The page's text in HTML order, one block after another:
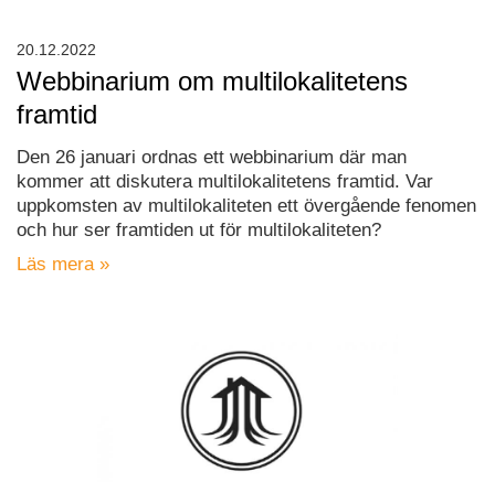
Webbinarium om multilokalitetens
framtid
Den 26 januari ordnas ett webbinarium där man
kommer att diskutera multilokalitetens framtid. Var
uppkomsten av multilokaliteten ett övergående fenomen
och hur ser framtiden ut för multilokaliteten?
Läs mera »
20.12.2022